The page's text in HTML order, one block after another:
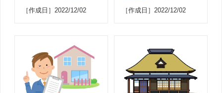
［作成日］2022/12/02 ［作成日］2022/12/02